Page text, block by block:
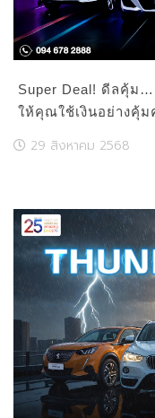
Super Deal! ดีลคุ้ม
ให้คุณใช้เงินอย่างคุ้
29 สิงหาคม 2568